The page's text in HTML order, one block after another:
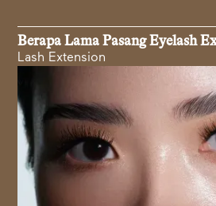
Berapa Lama Pasang Eyelash
Lash Extension